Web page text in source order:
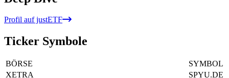
Profil auf justETF
Ticker Symbole
BÖRSE
SYMBOL
XETRA
SPYU.DE